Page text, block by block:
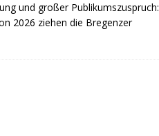
und großer Publikumszuspruch:
2026 ziehen die Bregenzer